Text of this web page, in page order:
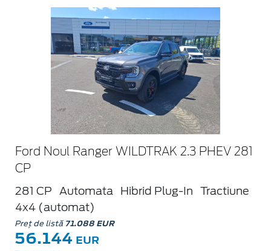
Ford Noul Ranger WILDTRAK 2.3 PHEV 281
CP
281 CP Automata Hibrid Plug-In
Tractiune
4x4 (automat)
Preț de listă 71.088 EUR
56.144 EUR